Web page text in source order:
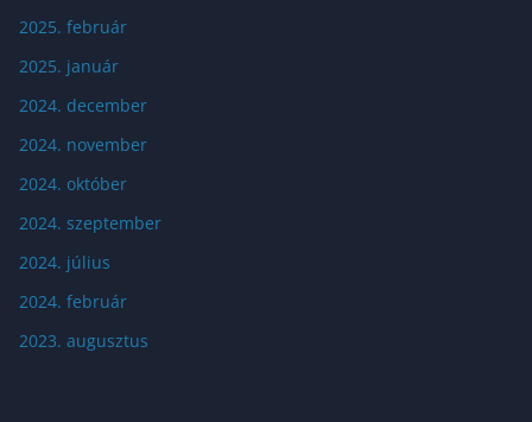
2025. február
2025. január
2024. december
2024. november
2024. október
2024. szeptember
2024. július
2024. február
2023. augusztus